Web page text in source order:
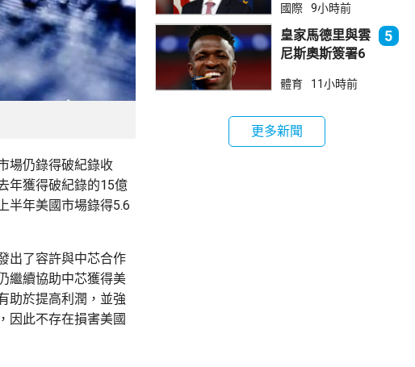
場仍錄得破紀錄收
年獲得破紀錄的15億
半年美國市場錄得5.6
出了容許與中芯合作
繼續協助中芯獲得美
助於提高利潤，並強
因此不存在損害美國
售
國際 9小時前
皇家馬德里與雲
尼斯奧斯簽署6
5
體育 11小時前
更多新聞